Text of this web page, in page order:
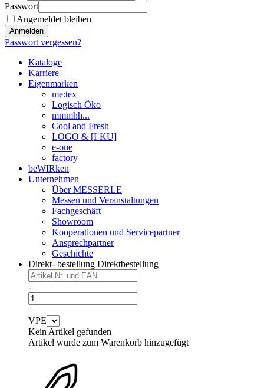
Passwort
Angemeldet bleiben
Anmelden
Passwort vergessen?
Kataloge
Karriere
Eigenmarken
me:tex
Logisch Öko
mmmhh...
Cool and Fresh
LOGO & [I´KU]
e-one
factory
beWIRken
Unternehmen
Über MESSERLE
Messen und Veranstaltungen
Fachgeschäft
Showroom
Kooperationen und Servicepartner
Ansprechpartner
Geschichte
Direkt- bestellung Direktbestellung
-
+
VPE
Kein Artikel gefunden
Artikel wurde zum Warenkorb hinzugefügt